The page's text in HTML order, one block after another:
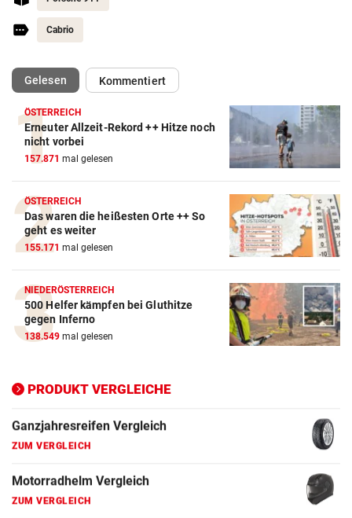
Cabrio
Gelesen(ausgewählt)Kommentiert
ÖSTERREICH
Erneuter Allzeit-Rekord ++ Hitze noch
nicht vorbei
157.871 mal gelesen
ÖSTERREICH
Das waren die heißesten Orte ++ So
geht es weiter
155.171 mal gelesen
NIEDERÖSTERREICH
500 Helfer kämpfen bei Gluthitze
gegen Inferno
138.549 mal gelesen
PRODUKT VERGLEICHE
Autobatterie Vergleich
ZUM VERGLEICH
Winterreifen Vergleich
ZUM VERGLEICH
Wagenheber Vergleich
ZUM VERGLEICH
Elektroroller Vergleich
ZUM VERGLEICH
ZUM VERGLEICH
Motorradhelm Vergleich
Schneeketten Vergleich